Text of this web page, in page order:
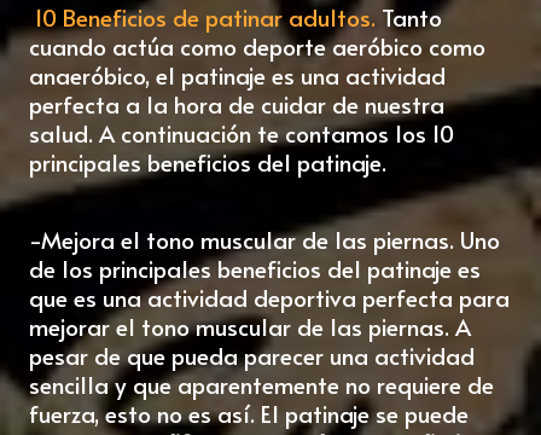
10 Beneficios de patinar adultos. Tanto
cuando actúa como deporte aeróbico como
anaeróbico, el patinaje es una actividad
perfecta a la hora de cuidar de nuestra
salud. A continuación te contamos los 10
principales beneficios del patinaje.
-Mejora el tono muscular de las piernas. Uno
de los principales beneficios del patinaje es
que es una actividad deportiva perfecta para
mejorar el tono muscular de las piernas. A
pesar de que pueda parecer una actividad
sencilla y que aparentemente no requiere de
fuerza, esto no es así. El patinaje se puede